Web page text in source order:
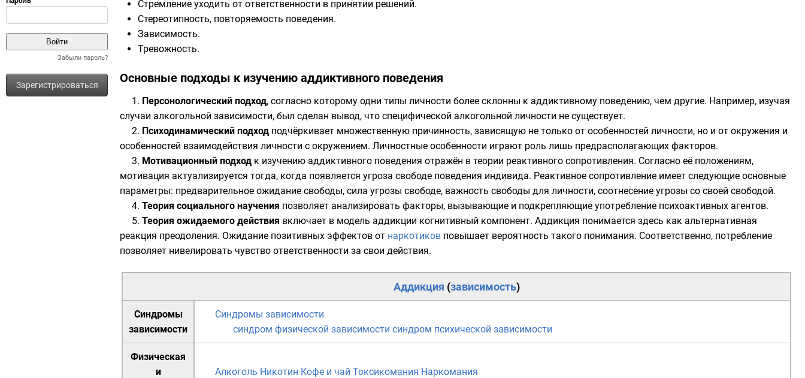
Забыли пароль?
Зарегистрироваться
Стремление уходить от ответственности в принятии решений.
Стереотипность, повторяемость поведения.
Зависимость.
Тревожность.
Основные подходы к изучению аддиктивного поведения
1. Персонологический подход, согласно которому одни типы личности более склонны к аддиктивному поведению, чем другие. Например, изучая
случаи алкогольной зависимости, был сделан вывод, что специфической алкогольной личности не существует.
2. Психодинамический подход подчёркивает множественную причинность, зависящую не только от особенностей личности, но и от окружения и
особенностей взаимодействия личности с окружением. Личностные особенности играют роль лишь предрасполагающих факторов.
3. Мотивационный подход к изучению аддиктивного поведения отражён в теории реактивного сопротивления. Согласно её положениям,
мотивация актуализируется тогда, когда появляется угроза свободе поведения индивида. Реактивное сопротивление имеет следующие основные
параметры: предварительное ожидание свободы, сила угрозы свободе, важность свободы для личности, соотнесение угрозы со своей свободой.
4. Теория социального научения позволяет анализировать факторы, вызывающие и подкрепляющие употребление психоактивных агентов.
5. Теория ожидаемого действия включает в модель аддикции когнитивный компонент. Аддикция понимается здесь как альтернативная
реакция преодоления. Ожидание позитивных эффектов от наркотиков повышает вероятность такого понимания. Соответственно, потребление
позволяет нивелировать чувство ответственности за свои действия.
Аддикция (зависимость)
Синдромы
зависимости
Синдромы зависимости
синдром физической зависимости синдром психической зависимости
Физическая
и
Алкоголь Никотин Кофе и чай Токсикомания Наркомания